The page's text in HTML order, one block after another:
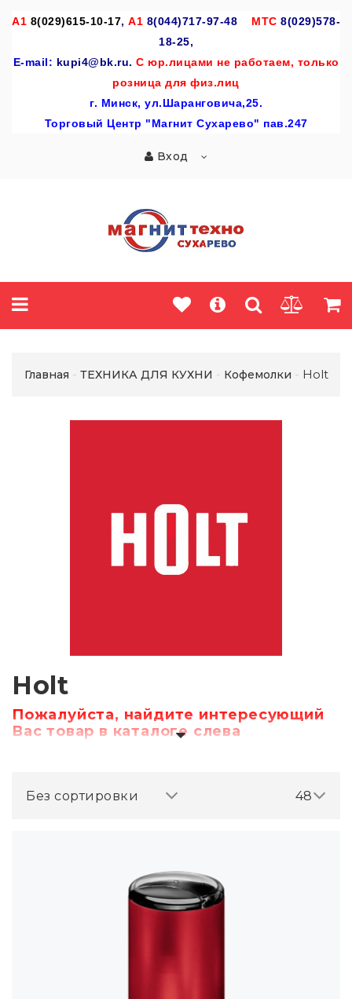
A1 8(029)615-10-17, А1 8(044)717-97-48 МТС 8(029)578-
18-25,
E-mail: kupi4@bk.ru. С юр.лицами не работаем, только
розница для физ.лиц
г. Минск, ул.Шаранговича,25.
Торговый Центр "Магнит Сухарево" пав.247
Вход
Главная ТЕХНИКА ДЛЯ КУХНИ Кофемолки Holt
Holt
Пожалуйста, найдите интересующий
Вас товар в каталоге слева
48
Без сортировки